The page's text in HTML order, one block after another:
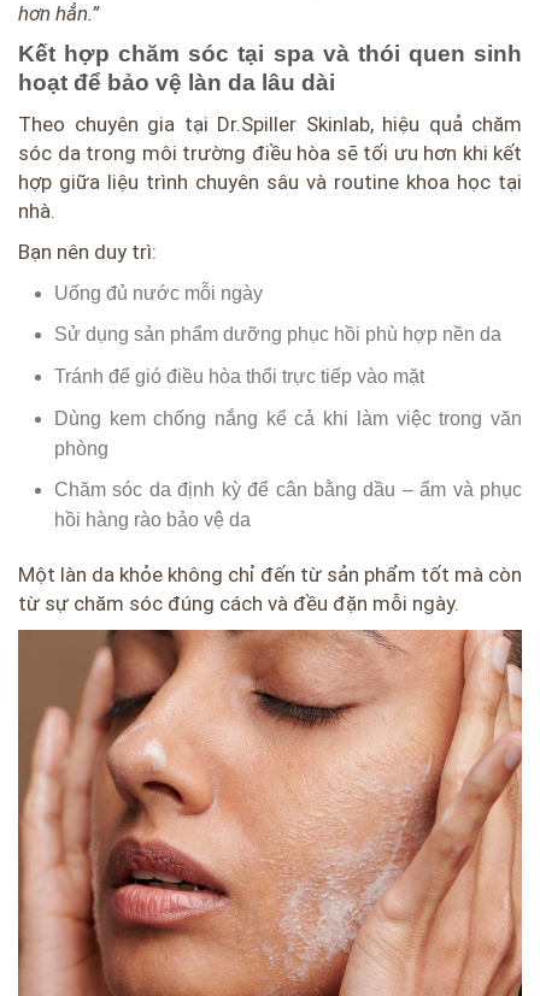
hơn hẳn.”
Kết hợp chăm sóc tại spa và thói quen sinh
hoạt để bảo vệ làn da lâu dài
Theo chuyên gia tại Dr.Spiller Skinlab, hiệu quả chăm
sóc da trong môi trường điều hòa sẽ tối ưu hơn khi kết
hợp giữa liệu trình chuyên sâu và routine khoa học tại
nhà.
Bạn nên duy trì:
Uống đủ nước mỗi ngày
Sử dụng sản phẩm dưỡng phục hồi phù hợp nền da
Tránh để gió điều hòa thổi trực tiếp vào mặt
Dùng kem chống nắng kể cả khi làm việc trong văn
phòng
Chăm sóc da định kỳ để cân bằng dầu – ẩm và phục
hồi hàng rào bảo vệ da
Một làn da khỏe không chỉ đến từ sản phẩm tốt mà còn
từ sự chăm sóc đúng cách và đều đặn mỗi ngày.